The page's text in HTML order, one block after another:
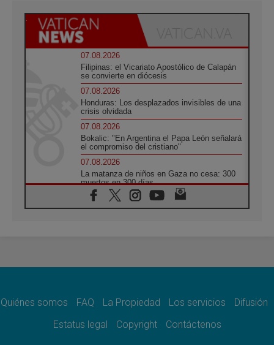
07.08.2026
Filipinas: el Vicariato Apostólico de Calapán
se convierte en diócesis
07.08.2026
Honduras: Los desplazados invisibles de una
crisis olvidada
07.08.2026
Bokalic: "En Argentina el Papa León señalará
el compromiso del cristiano"
07.08.2026
La matanza de niños en Gaza no cesa: 300
muertos en 300 días
07.08.2026
Tagle: La guerra desfigura el mundo, solo la
como misión al servicio del Evangelio
SIGNIS 2026, dar voz a las religiosas en el
Quiénes somos FAQ La Propiedad Los servicios
Difusión
Estatus legal
Copyright Contáctenos